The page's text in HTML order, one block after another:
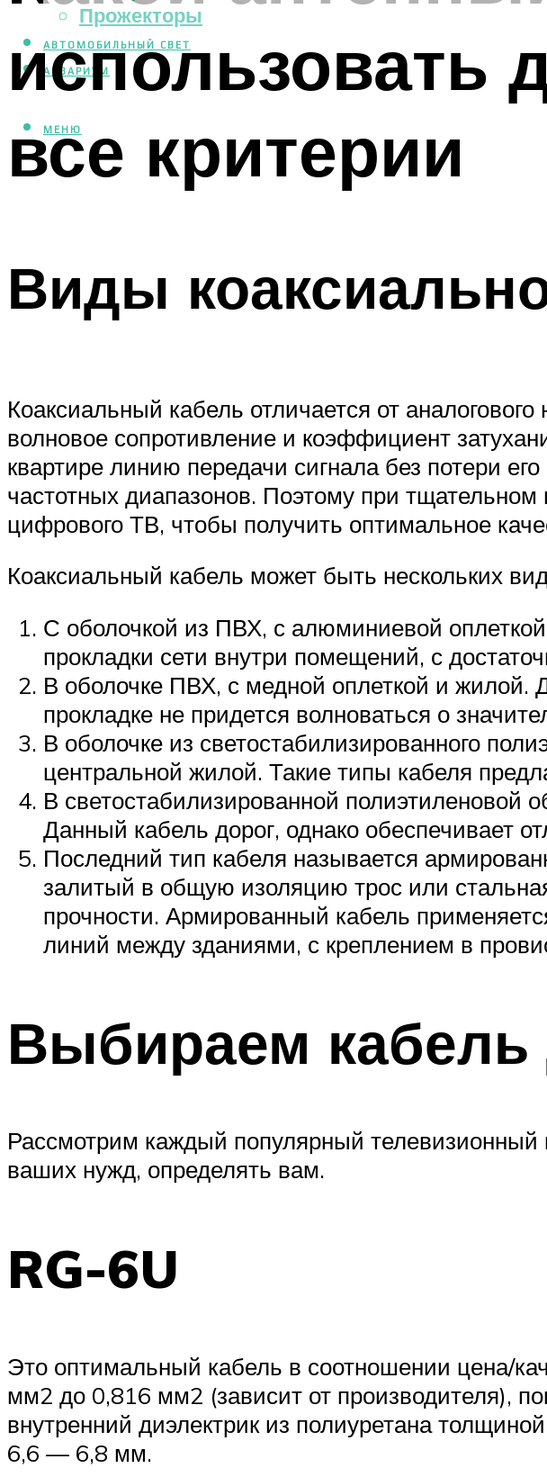
Прожекторы
АВТОМОБИЛЬНЫЙ СВЕТ
АКВАРИУМ
МЕНЮ
использовать
все критерии
Виды
Коаксиальный кабель отличается от
волновое сопротивление и коэффициент
квартире линию передачи сигнала без потери
частотных диапазонов. Поэтому при
цифрового ТВ, чтобы получить оптимальное
Коаксиальный кабель может быть нескольких
С оболочкой из ПВХ, с алюминиевой
прокладки сети внутри помещений, с
В оболочке ПВХ, с медной оплеткой и жилой.
прокладке не придется волноваться о
В оболочке из светостабилизированного
центральной жилой. Такие типы кабеля
В светостабилизированной полиэтиленовой
Данный кабель дорог, однако обеспечивает
Последний тип кабеля называется
залитый в общую изоляцию трос или
прочности. Армированный кабель
линий между зданиями, с креплением в
Выбираем
Рассмотрим каждый популярный
ваших нужд, определять вам.
RG-6U
Это оптимальный кабель в соотношении цена/
мм2 до 0,816 мм2 (зависит от производителя),
внутренний диэлектрик из полиуретана
6,6 — 6,8 мм.